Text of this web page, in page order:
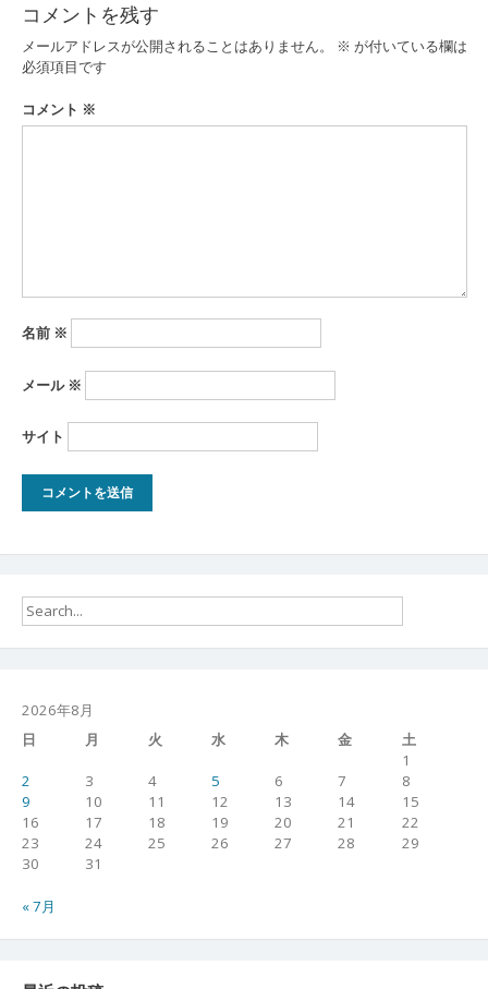
ビ
ゲ
ー
シ
コメントを残す
メールアドレスが公開されることはありません。 ※ が付いている欄は
必須項目です
コメント ※
名前 ※
メール ※
サイト
2026年8月
日
月 火 水 木 金
土
1
2
3 4 5 6 7
8
9
10 11 12 13 14
15
16
17 18 19 20 21
22
23
24 25 26 27 28
29
30
31
« 7月